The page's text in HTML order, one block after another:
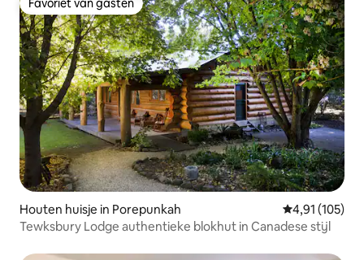
Favoriet van gasten
Favoriet van gasten
Houten huisje in Porepunkah Gemiddelde
4,91 (105)
Tewksbury Lodge authentieke blokhut in Canadese stijl